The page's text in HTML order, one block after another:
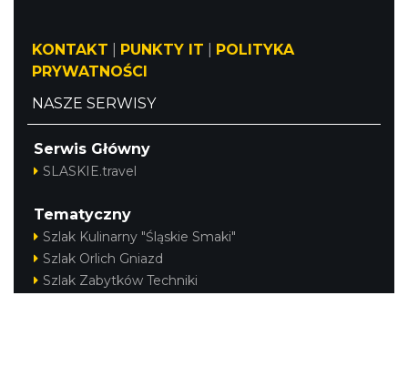
KONTAKT PUNKTY IT
POLITYKA
PRYWATNOŚCI
NASZE SERWISY
Serwis Główny
SLASKIE.travel
Tematyczny
Szlak Kulinarny "Śląskie Smaki"
Szlak Orlich Gniazd
Szlak Zabytków Techniki